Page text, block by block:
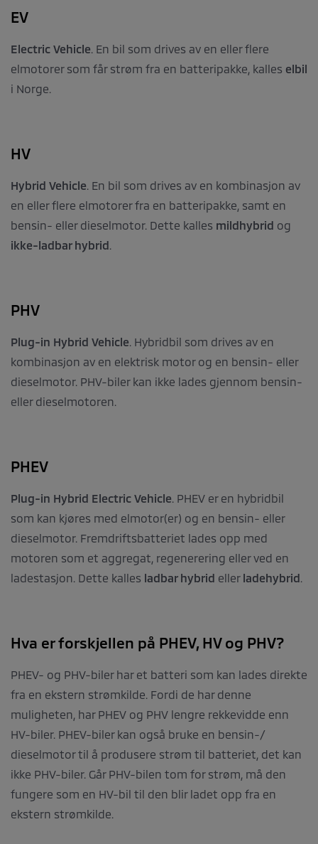
EV
Electric Vehicle. En bil som drives av en eller flere
elmotorer som får strøm fra en batteripakke, kalles elbil
i Norge.
HV
Hybrid Vehicle. En bil som drives av en kombinasjon av
en eller flere elmotorer fra en batteripakke, samt en
bensin- eller dieselmotor. Dette kalles mildhybrid og
ikke-ladbar hybrid.
PHV
Plug-in Hybrid Vehicle. Hybridbil som drives av en
kombinasjon av en elektrisk motor og en bensin- eller
dieselmotor. PHV-biler kan ikke lades gjennom bensin-
eller dieselmotoren.
PHEV
Plug-in Hybrid Electric Vehicle. PHEV er en hybridbil
som kan kjøres med elmotor(er) og en bensin- eller
dieselmotor. Fremdriftsbatteriet lades opp med
motoren som et aggregat, regenerering eller ved en
ladestasjon. Dette kalles ladbar hybrid eller ladehybrid.
Hva er forskjellen på PHEV, HV og PHV?
PHEV- og PHV-biler har et batteri som kan lades direkte
fra en ekstern strømkilde. Fordi de har denne
muligheten, har PHEV og PHV lengre rekkevidde enn
HV-biler. PHEV-biler kan også bruke en bensin-/
dieselmotor til å produsere strøm til batteriet, det kan
ikke PHV-biler. Går PHV-bilen tom for strøm, må den
fungere som en HV-bil til den blir ladet opp fra en
ekstern strømkilde.